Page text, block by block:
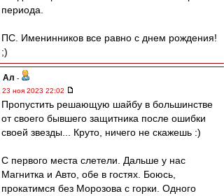
периода.
ПС. Именинников все равно с днем рождения!
;)
Ал -
23 ноя 2023 22:02
Пропустить решающую шайбу в большинстве
от своего бывшего защитника после ошибки
своей звезды... Круто, ничего не скажешь :)
С первого места слетели. Дальше у нас
Магнитка и Авто, обе в гостях. Боюсь,
прокатимся без Морозова с горки. Одного